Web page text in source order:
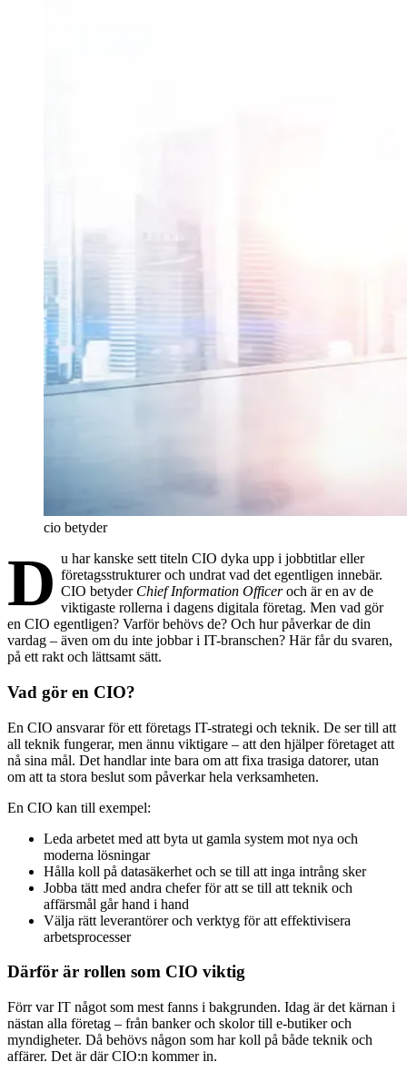
cio betyder
D u har kanske sett titeln CIO dyka upp i jobbtitlar eller
företagsstrukturer och undrat vad det egentligen innebär.
CIO betyder Chief Information Officeroch är en av de
viktigaste rollerna i dagens digitala företag. Men vad gör
en CIO egentligen? Varför behövs de? Och hur påverkar de din
vardag – även om du inte jobbar i IT-branschen? Här får du svaren,
på ett rakt och lättsamt sätt.
Vad gör en CIO?
En CIO ansvarar för ett företags IT-strategi och teknik. De ser till att
all teknik fungerar, men ännu viktigare – att den hjälper företaget att
nå sina mål. Det handlar inte bara om att fixa trasiga datorer, utan
om att ta stora beslut som påverkar hela verksamheten.
En CIO kan till exempel:
Leda arbetet med att byta ut gamla system mot nya och
moderna lösningar
Hålla koll på datasäkerhet och se till att inga intrång sker
Jobba tätt med andra chefer för att se till att teknik och
affärsmål går hand i hand
Välja rätt leverantörer och verktyg för att effektivisera
arbetsprocesser
Därför är rollen som CIO viktig
Förr var IT något som mest fanns i bakgrunden. Idag är det kärnan i
nästan alla företag – från banker och skolor till e-butiker och
myndigheter. Då behövs någon som har koll på både teknik och
affärer. Det är där CIO:n kommer in.